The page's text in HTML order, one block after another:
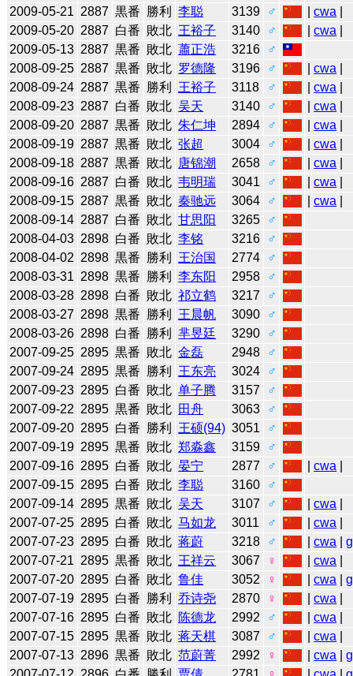
2009-05-21 2887 黒番 勝利 李聪 3139 ♂ |cwa
2009-05-20 2887 白番 敗北 王裕子 3140 ♂ |cwa
2009-05-13 2887 黒番 敗北 蕭正浩 3216
♂
2008-09-25 2887 黒番 敗北 罗德隆 3196 ♂ |cwa
2008-09-24 2887 黒番 勝利 王裕子 3118 ♂ |cwa
2008-09-23 2887 白番 敗北 吴天 3140 ♂ |cwa
2008-09-20 2887 黒番 敗北 朱仁坤 2894 ♂ |cwa
2008-09-19 2887 黒番 敗北 张超 3004 ♂ |cwa
2008-09-18 2887 黒番 敗北 唐锦潮 2658 ♂ |cwa
2008-09-16 2887 白番 敗北 韦明瑞 3041 ♂ |cwa
2008-09-15 2887 黒番 敗北 秦驰远 3064 ♂ |cwa
2008-09-14 2887 白番 敗北 甘思阳 3265
♂
2008-04-03 2898 白番 敗北 李铭 3216
♂
2008-04-02 2898 黒番 勝利 王治国 2774
♂
2008-03-31 2898 黒番 勝利 李东阳 2958
♂
2008-03-28 2898 白番 敗北 祁立鹤 3217
♂
2008-03-27 2898 黒番 勝利 王晨帆 3090
♂
2008-03-26 2898 白番 勝利 芈昱廷 3290
♂
2007-09-25 2895 黒番 敗北 金磊 2948
♂
2007-09-24 2895 黒番 勝利 王东亮 3024
♂
2007-09-23 2895 白番 敗北 单子腾 3157
♂
2007-09-22 2895 黒番 敗北 田舟 3063
♂
2007-09-20 2895 白番 勝利 王硕(94) 3051
♂
2007-09-19 2895 黒番 敗北 郑淼鑫 3159
♂
2007-09-16 2895 白番 敗北 晏宁 2877 ♂ |cwa
2007-09-15 2895 白番 敗北 李聪 3160
♂
2007-09-14 2895 黒番 敗北 吴天 3107 ♂ |cwa
2007-07-25 2895 白番 敗北 马如龙 3011 ♂ |cwa
2007-07-23 2895 白番 敗北 蒋蔚 3218 ♂ |cwa |
2007-07-21 2895 黒番 敗北 王祥云 3067 ♀ |cwa
2007-07-20 2895 白番 敗北 鲁佳 3052 ♀ |cwa |
2007-07-19 2895 白番 勝利 乔诗尧 2870 ♀ |cwa
2007-07-16 2895 白番 敗北 陈德龙 2992 ♂ |cwa
2007-07-15 2895 黒番 敗北 蒋天棋 3087 ♂ |cwa
2007-07-13 2896 黒番 敗北 范蔚菁 2992 ♀ |cwa |